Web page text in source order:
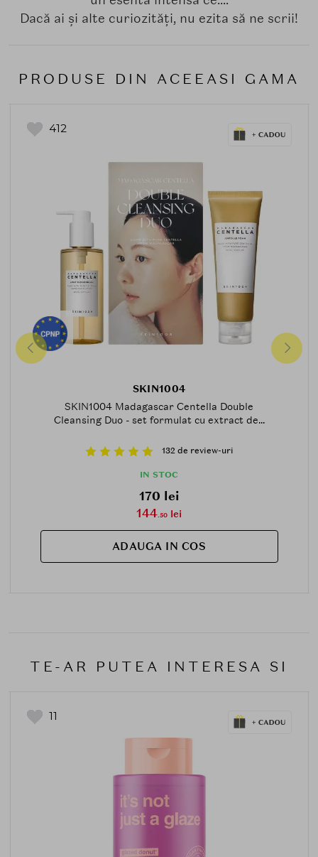
Dacă ai și alte curiozități, nu ezita să ne scrii!
PRODUSE DIN ACEEASI GAMA
412
SKIN1004
SKIN1004 Madagascar Centella Double
Cleansing Duo - set formulat cu extract de...
132 de review-uri
IN STOC
170 lei
144.50 lei
ADAUGA IN COS
TE-AR PUTEA INTERESA SI
11